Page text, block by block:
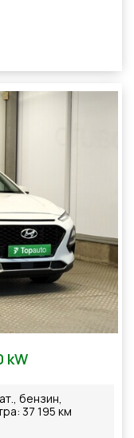
kW
бензин,
37 195 км